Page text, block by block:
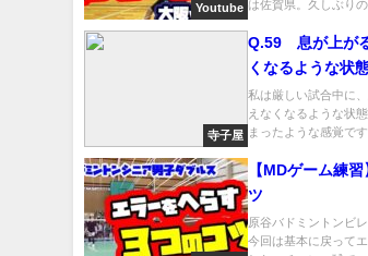
Youtube は佐賀県。久しぶり
寺子屋
Q.59 息が上が
くなるような状
私は厳しい試合中に
えなくなるような状
まったような感覚で
【MDゲーム練
ツ
原谷バドミントンビ
今回は基本に戻って